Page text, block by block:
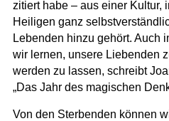
zitiert habe – aus einer Kultur,
Heiligen ganz
Lebenden hinzu gehört. Auch
wir lernen, unsere Liebenden
werden zu lassen, schreibt
„Das Jahr des magischen
Von den Sterbenden können